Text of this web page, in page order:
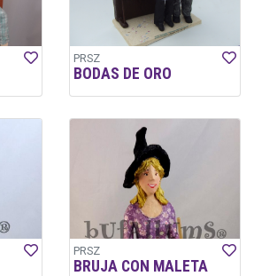
PRSZ
BODAS DE ORO
PRSZ
BRUJA CON MALETA